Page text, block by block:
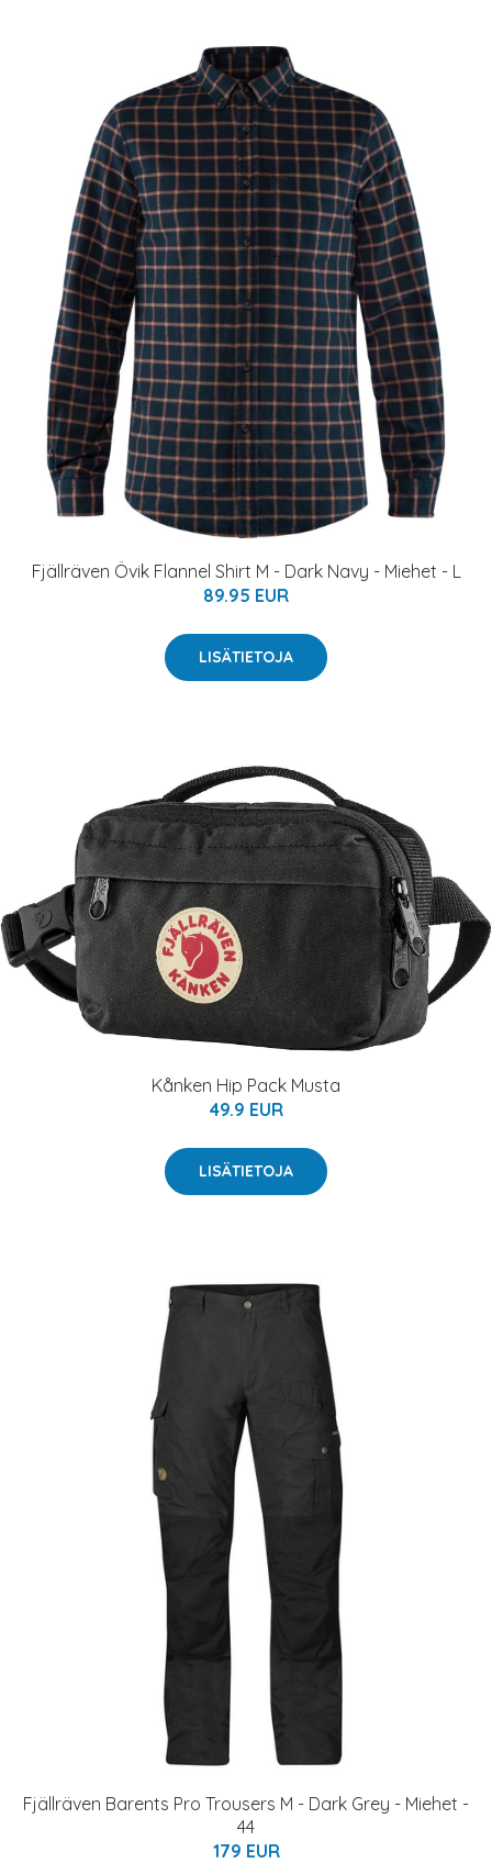
Fjällräven Övik Flannel Shirt M - Dark Navy - Miehet - L
89.95 EUR
LISÄTIETOJA
Kånken Hip Pack Musta
49.9 EUR
LISÄTIETOJA
Fjällräven Barents Pro Trousers M - Dark Grey - Miehet -
44
179 EUR